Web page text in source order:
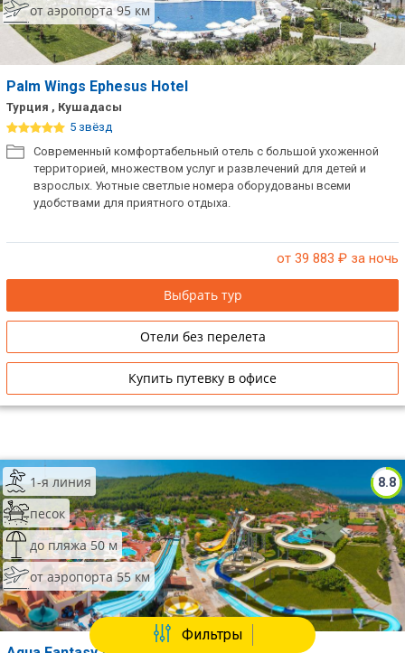
от аэропорта 95 км
Palm Wings Ephesus Hotel
Турция , Кушадасы
5 звёзд
Современный комфортабельный отель с большой ухоженной
территорией, множеством услуг и развлечений для детей и
взрослых. Уютные светлые номера оборудованы всеми
удобствами для приятного отдыха.
от 39 883 ₽ за ночь
Выбрать тур
Отели без перелета
Купить путевку в офисе
8.8
1-я линия
песок
до пляжа 50 м
от аэропорта 55 км
Фильтры